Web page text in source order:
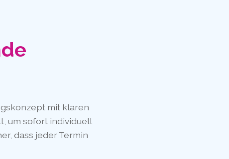
mit klaren
um sofort individuell
dass jeder Termin